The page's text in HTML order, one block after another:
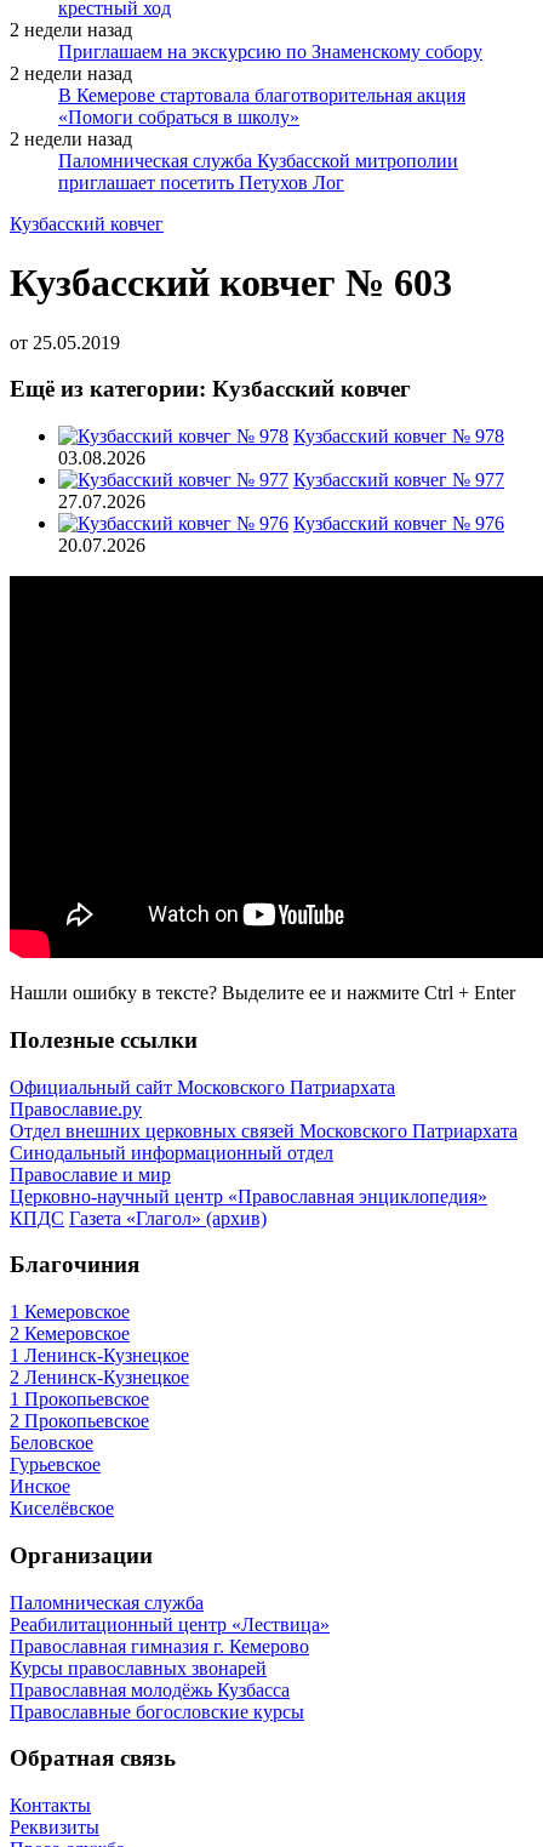
крестный ход
2 недели назад
Приглашаем на экскурсию по Знаменскому собору
2 недели назад
В Кемерове стартовала благотворительная акция
«Помоги собраться в школу»
2 недели назад
Паломническая служба Кузбасской митрополии
приглашает посетить Петухов Лог
Кузбасский ковчег
Кузбасский ковчег № 603
от 25.05.2019
Ещё из категории: Кузбасский ковчег
Кузбасский ковчег № 978
03.08.2026
Кузбасский ковчег № 977
27.07.2026
Кузбасский ковчег № 976
20.07.2026
Нашли ошибку в тексте? Выделите ее и нажмите Ctrl + Enter
Полезные ссылки
Официальный сайт Московского Патриархата
Православие.ру
Отдел внешних церковных связей Московского Патриархата
Синодальный информационный отдел
Православие и мир
Церковно-научный центр «Православная энциклопедия»
КПДС Газета «Глагол» (архив)
Благочиния
1 Кемеровское
2 Кемеровское
1 Ленинск-Кузнецкое
2 Ленинск-Кузнецкое
1 Прокопьевское
2 Прокопьевское
Беловское
Гурьевское
Инское
Киселёвское
Организации
Паломническая служба
Реабилитационный центр «Лествица»
Православная гимназия г. Кемерово
Курсы православных звонарей
Православная молодёжь Кузбасса
Православные богословские курсы
Обратная связь
Контакты
Реквизиты